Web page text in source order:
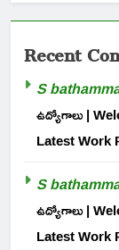
Recent
S
ఉద్యోగాలు |
Latest Work
S
ఉద్యోగాలు |
Latest Work